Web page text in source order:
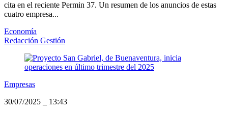
cita en el reciente Permin 37. Un resumen de los anuncios de estas
cuatro empresa...
Economía
Redacción Gestión
Empresas
30/07/2025
13:43